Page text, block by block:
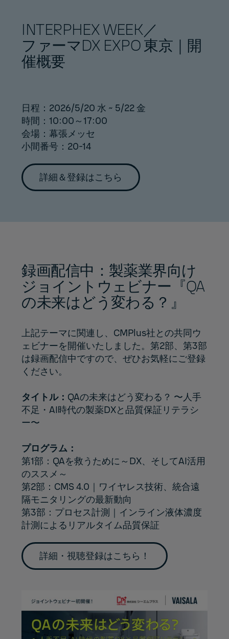
INTERPHEX WEEK／
ファーマDX EXPO 東京｜開
催概要
日程：2026/5/20 水 ~ 5/22 金
時間：10:00～17:00
会場：幕張メッセ
小間番号：20-14
詳細＆登録はこちら
録画配信中：製薬業界向け
ジョイントウェビナー『QA
の未来はどう変わる？』
上記テーマに関連し、CMPlus社との共同ウ
ェビナーを開催いたしました。第2部、第3部
は録画配信中ですので、ぜひお気軽にご登録
ください。
タイトル： QAの未来はどう変わる？ 〜人手
不足・AI時代の製薬DXと品質保証リテラシ
ー〜
プログラム：
第1部：QAを救うために～DX、そしてAI活用
のススメ～
第2部：CMS 4.0｜ワイヤレス技術、統合遠
隔モニタリングの最新動向
第3部：プロセス計測｜インライン液体濃度
計測によるリアルタイム品質保証
詳細・視聴登録はこちら！